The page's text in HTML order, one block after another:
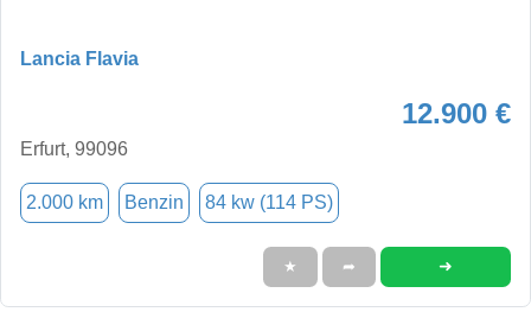
Lancia Flavia
12.900 €
Erfurt, 99096
2.000 km Benzin 84 kw (114 PS)
★ ➦ ➜